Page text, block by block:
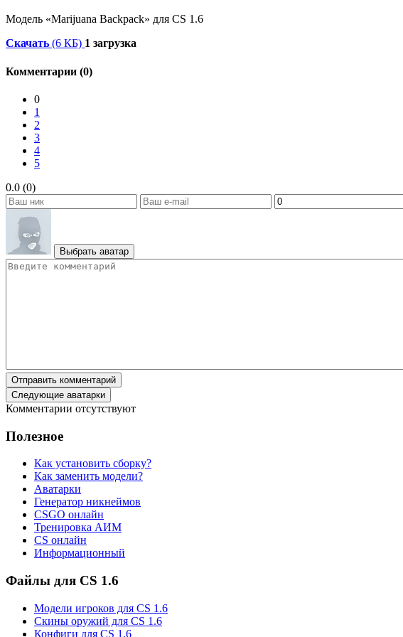
Модель «Marijuana Backpack» для CS 1.6
Скачать (6 КБ) 1 загрузка
Комментарии (0)
0
1
2
3
4
5
0.0 (0)
Выбрать аватар
Отправить комментарий
Следующие аватарки
Комментарии отсутствуют
Полезное
Как установить сборку?
Как заменить модели?
Аватарки
Генератор никнеймов
CSGO онлайн
Тренировка АИМ
CS онлайн
Информационный
Файлы для CS 1.6
Модели игроков для CS 1.6
Скины оружий для CS 1.6
Конфиги для CS 1.6